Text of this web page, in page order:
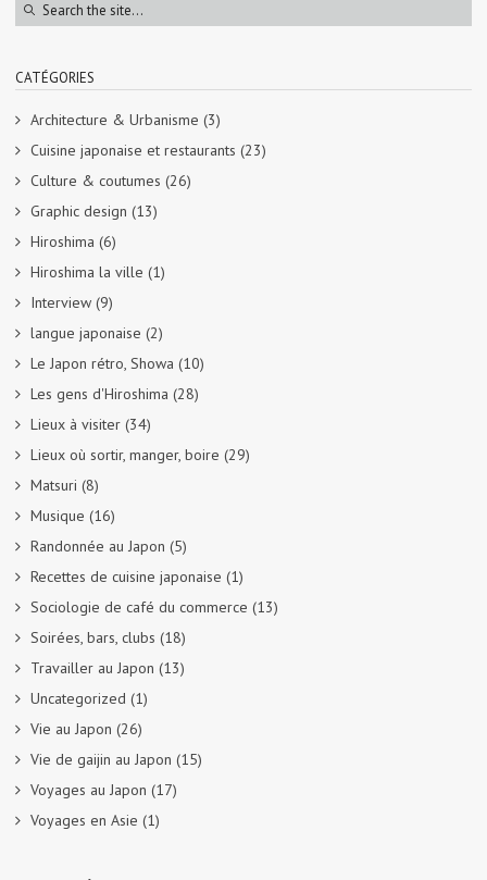
CATÉGORIES
Architecture & Urbanisme (3)
Cuisine japonaise et restaurants (23)
Culture & coutumes (26)
Graphic design (13)
Hiroshima (6)
Hiroshima la ville (1)
Interview (9)
langue japonaise (2)
Le Japon rétro, Showa (10)
Les gens d'Hiroshima (28)
Lieux à visiter (34)
Lieux où sortir, manger, boire (29)
Matsuri (8)
Musique (16)
Randonnée au Japon (5)
Recettes de cuisine japonaise (1)
Sociologie de café du commerce (13)
Soirées, bars, clubs (18)
Travailler au Japon (13)
Uncategorized (1)
Vie au Japon (26)
Vie de gaijin au Japon (15)
Voyages au Japon (17)
Voyages en Asie (1)